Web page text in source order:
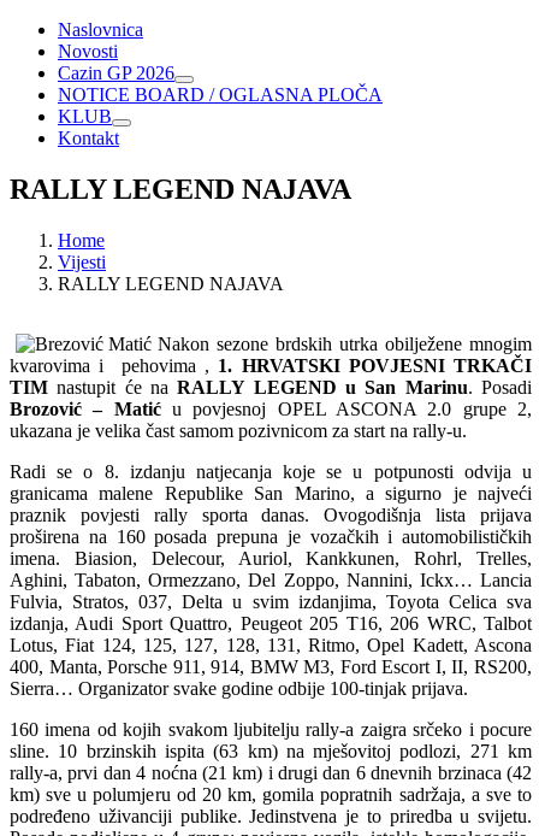
Naslovnica
Novosti
Cazin GP 2026
NOTICE BOARD / OGLASNA PLOČA
KLUB
Kontakt
RALLY LEGEND NAJAVA
Home
Vijesti
RALLY LEGEND NAJAVA
Nakon sezone brdskih utrka obilježene mnogim
kvarovima i pehovima , 1. HRVATSKI POVJESNI TRKAČI
TIM nastupit će naRALLY LEGEND u San Marinu. Posadi
Brozović – Matiću povjesnoj OPEL ASCONA 2.0 grupe 2,
ukazana je velika čast samom pozivnicom za start na rally-u.
Radi se o 8. izdanju natjecanja koje se u potpunosti odvija u
granicama malene Republike San Marino, a sigurno je najveći
praznik povjesti rally sporta danas. Ovogodišnja lista prijava
proširena na 160 posada prepuna je vozačkih i automobilističkih
imena. Biasion, Delecour, Auriol, Kankkunen, Rohrl, Trelles,
Aghini, Tabaton, Ormezzano, Del Zoppo, Nannini, Ickx… Lancia
Fulvia, Stratos, 037, Delta u svim izdanjima, Toyota Celica sva
izdanja, Audi Sport Quattro, Peugeot 205 T16, 206 WRC, Talbot
Lotus, Fiat 124, 125, 127, 128, 131, Ritmo, Opel Kadett, Ascona
400, Manta, Porsche 911, 914, BMW M3, Ford Escort I, II, RS200,
Sierra… Organizator svake godine odbije 100-tinjak prijava.
160 imena od kojih svakom ljubitelju rally-a zaigra srčeko i pocure
sline. 10 brzinskih ispita (63 km) na mješovitoj podlozi, 271 km
rally-a, prvi dan 4 noćna (21 km) i drugi dan 6 dnevnih brzinaca (42
km) sve u polumjeru od 20 km, gomila popratnih sadržaja, a sve to
podređeno uživanciji publike. Jedinstvena je to priredba u svijetu.